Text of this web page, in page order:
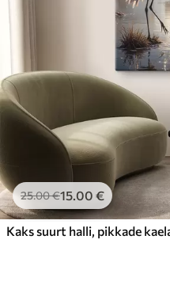
25.00€15.00 €